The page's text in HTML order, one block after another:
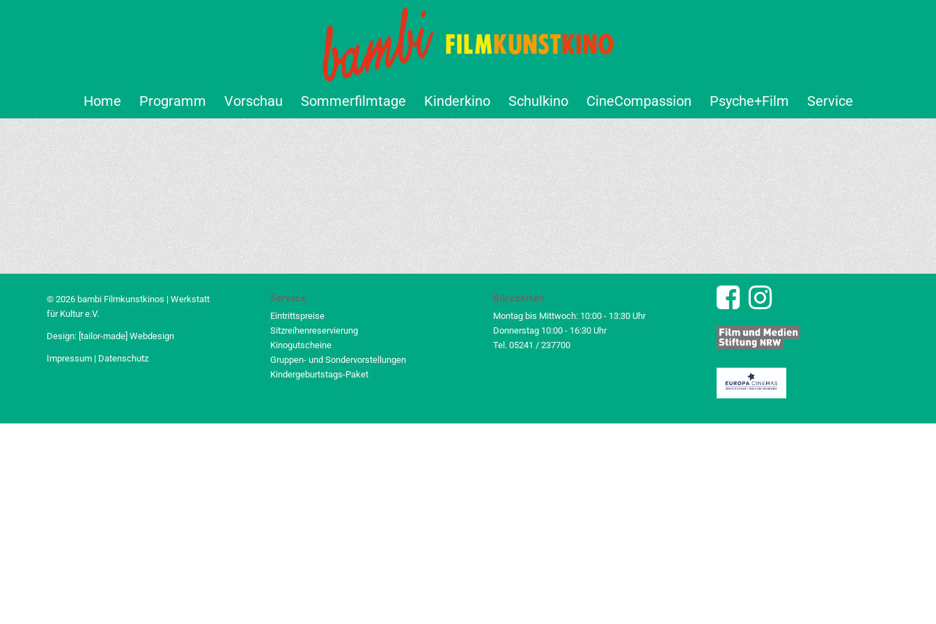
Home Programm Vorschau Sommerfilmtage Kinderkino Schulkino CineCompassion Psyche+Film Service
© 2026 bambi Filmkunstkinos | Werkstatt
für Kultur e.V.
Design: [tailor-made] Webdesign
Impressum | Datenschutz
Service
Eintrittspreise
Sitzreihenreservierung
Kinogutscheine
Gruppen- und Sondervorstellungen
Kindergeburtstags-Paket
Bürozeiten
Montag bis Mittwoch: 10:00 - 13:30 Uhr
Donnerstag 10:00 - 16:30 Uhr
Tel. 05241 / 237700